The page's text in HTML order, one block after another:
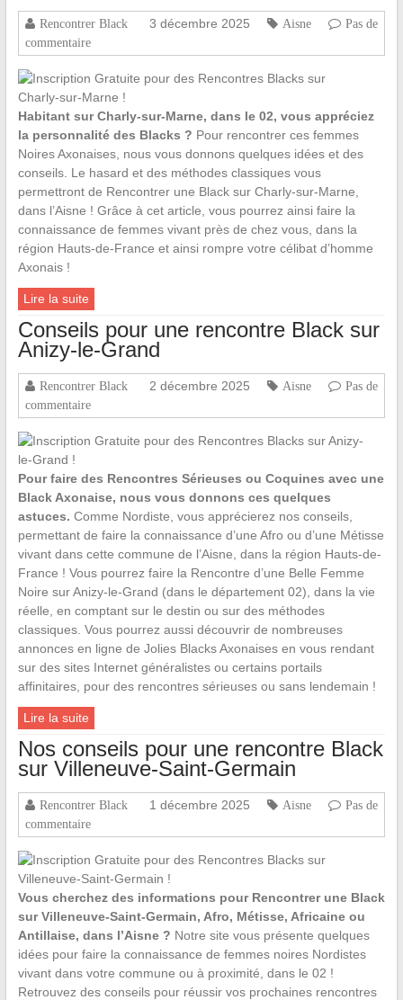
Rencontrer Black 3 décembre 2025 Aisne
Pas de
commentaire
Habitant sur Charly-sur-Marne, dans le 02, vous appréciez
la personnalité des Blacks ? Pour rencontrer ces femmes
Noires Axonaises, nous vous donnons quelques idées et des
conseils. Le hasard et des méthodes classiques vous
permettront de Rencontrer une Black sur Charly-sur-Marne,
dans l’Aisne ! Grâce à cet article, vous pourrez ainsi faire la
connaissance de femmes vivant près de chez vous, dans la
région Hauts-de-France et ainsi rompre votre célibat d’homme
Axonais !
Lire la suite
Conseils pour une rencontre Black sur
Anizy-le-Grand
Rencontrer Black 2 décembre 2025 Aisne
Pas de
commentaire
Pour faire des Rencontres Sérieuses ou Coquines avec une
Black Axonaise, nous vous donnons ces quelques
astuces. Comme Nordiste, vous apprécierez nos conseils,
permettant de faire la connaissance d’une Afro ou d’une Métisse
vivant dans cette commune de l’Aisne, dans la région Hauts-de-
France ! Vous pourrez faire la Rencontre d’une Belle Femme
Noire sur Anizy-le-Grand (dans le département 02), dans la vie
réelle, en comptant sur le destin ou sur des méthodes
classiques. Vous pourrez aussi découvrir de nombreuses
annonces en ligne de Jolies Blacks Axonaises en vous rendant
sur des sites Internet généralistes ou certains portails
affinitaires, pour des rencontres sérieuses ou sans lendemain !
Lire la suite
Nos conseils pour une rencontre Black
sur Villeneuve-Saint-Germain
Rencontrer Black 1 décembre 2025 Aisne
Pas de
commentaire
Vous cherchez des informations pour Rencontrer une Black
sur Villeneuve-Saint-Germain, Afro, Métisse, Africaine ou
Antillaise, dans l’Aisne ? Notre site vous présente quelques
idées pour faire la connaissance de femmes noires Nordistes
vivant dans votre commune ou à proximité, dans le 02 !
Retrouvez des conseils pour réussir vos prochaines rencontres